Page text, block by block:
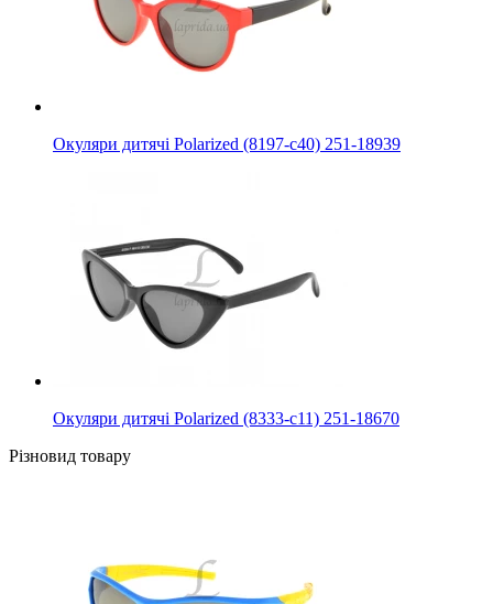
Окуляри дитячі Polarized (8197-с40) 251-18939
Окуляри дитячі Polarized (8333-с11) 251-18670
Різновид товару